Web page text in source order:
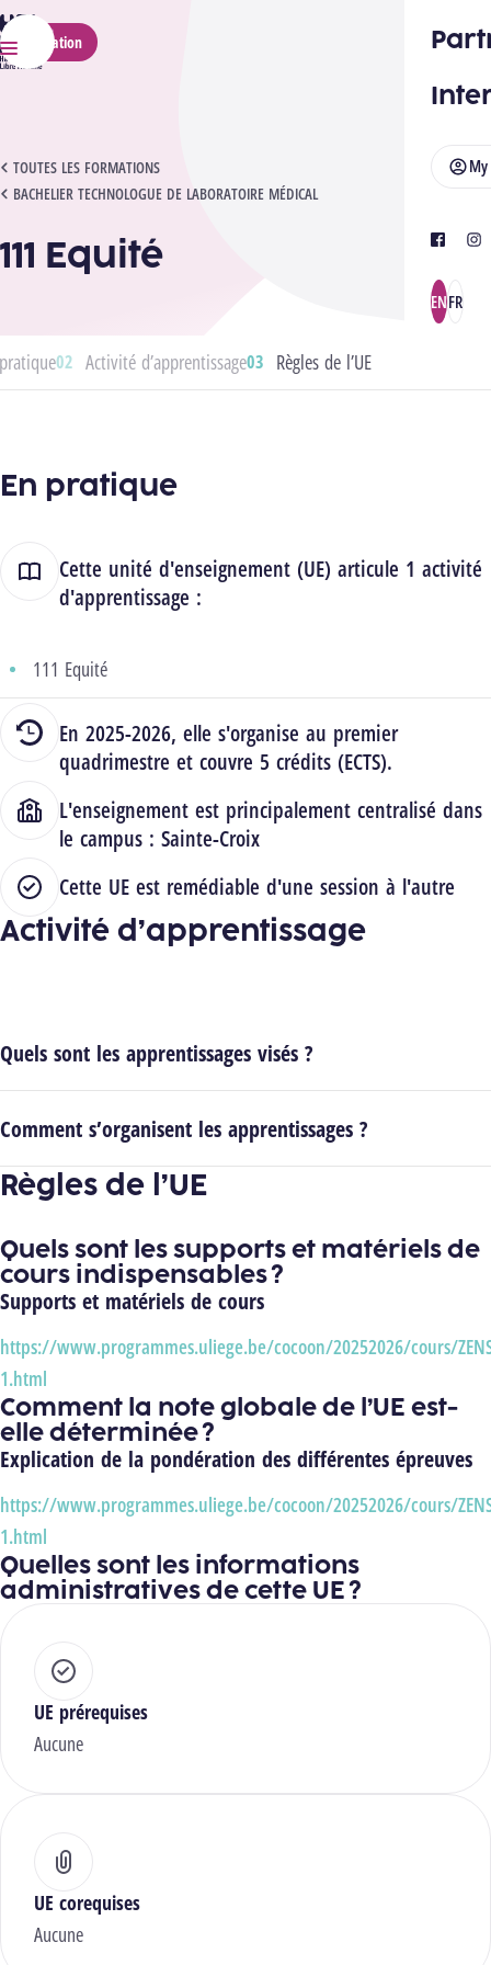
HELMo
Menu
My
facebook
ENFR
Application
TOUTES LES FORMATIONS
BACHELIER TECHNOLOGUE DE LABORATOIRE MÉDICAL
111 EQUITÉ
111 Equité
Activité d’apprentissage Règles de l’UE
En pratique
Cette unité d'enseignement (UE) articule 1 activité
d'apprentissage :
111 Equité
En 2025-2026, elle s'organise au premier
quadrimestre et couvre 5 crédits (ECTS).
L'enseignement est principalement centralisé dans
le campus : Sainte-Croix
Cette UE est remédiable d'une session à l'autre
Activité d’apprentissage
Quels sont les apprentissages visés ?
Comment s’organisent les apprentissages ?
Règles de l’UE
Quels sont les supports et matériels de
cours indispensables ?
Supports et matériels de cours
https://www.programmes.uliege.be/cocoon/20252026/cours/
1.html
Comment la note globale de l’UE est-
elle déterminée ?
Explication de la pondération des différentes épreuves
https://www.programmes.uliege.be/cocoon/20252026/cours/
1.html
Quelles sont les informations
administratives de cette UE ?
UE prérequises
Aucune
UE corequises
Aucune